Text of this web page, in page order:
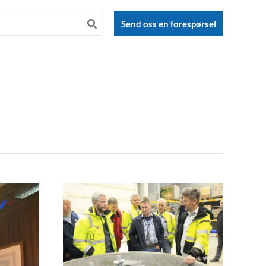
Send oss en forespørsel
Informasjonsvideo
Aqua-
safe
–